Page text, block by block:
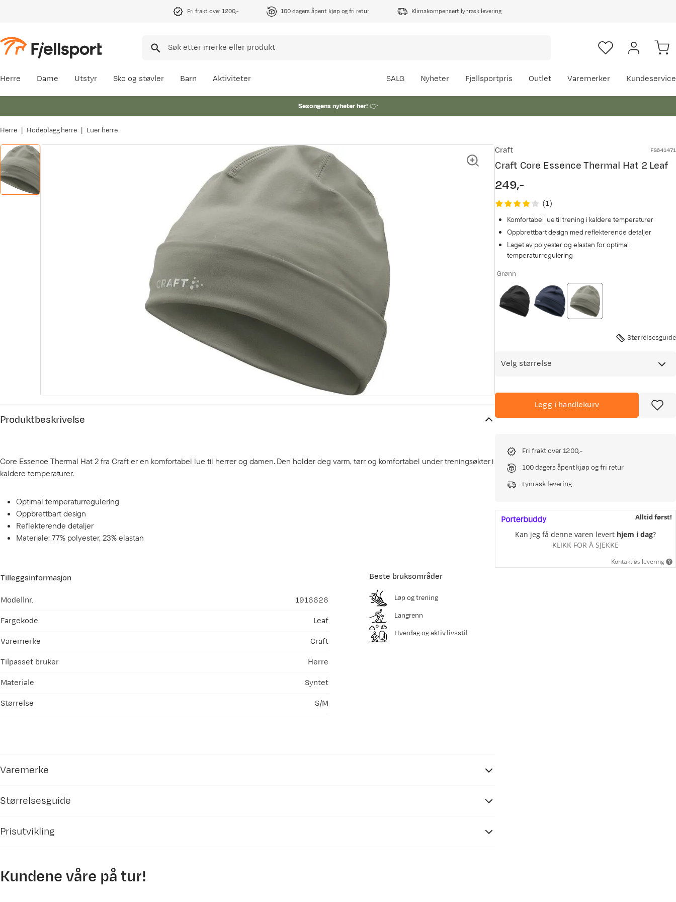
Fri frakt over 1200,- 100 dagers åpent kjøp og fri retur Klimakompensert lynrask levering
Herre Dame Utstyr Sko og støvler Barn Aktiviteter SALG Nyheter Fjellsportpris Outlet Varemerker Kundeservice
Sesongens nyheter her!👉
Herre Hodeplagg herre Luer herre
Produktbeskrivelse
Core Essence Thermal Hat 2 fra Craft er en komfortabel lue til herrer og damen. Den holder deg varm, tørr og komfortabel under treningsøkter i
kaldere temperaturer.
Optimal temperaturregulering
Oppbrettbart design
Reflekterende detaljer
Materiale: 77% polyester, 23% elastan
Tilleggsinformasjon
Modellnr.
1916626
Fargekode
Leaf
Varemerke
Craft
Tilpasset bruker
Herre
Materiale
Syntet
Størrelse
S/M
Beste bruksområder
Løp og trening
Langrenn
Hverdag og aktiv livsstil
Varemerke
Størrelsesguide
Luer/caps
Prisutvikling
350
Craft FS641471
Craft Core Essence Thermal Hat 2 Leaf
price
249,-
(1)
Komfortabel lue til trening i kaldere temperaturer
Oppbrettbart design med reflekterende detaljer
Laget av polyester og elastan for optimal
temperaturregulering
Grønn
Størrelsesguide
Velg størrelse
Legg i handlekurv
Fri frakt over 1200,-
100 dagers åpent kjøp og fri retur
Lynrask levering
Alltid først!
Kan jeg få denne varen levert hjem i dag?
KLIKK FOR Å SJEKKE
Kontaktløs levering
Kundene våre på tur!